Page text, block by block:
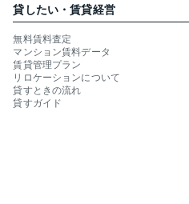
貸したい・賃貸経営
無料賃料査定
マンション賃料データ
賃貸管理プラン
リロケーションについて
貸すときの流れ
貸すガイド